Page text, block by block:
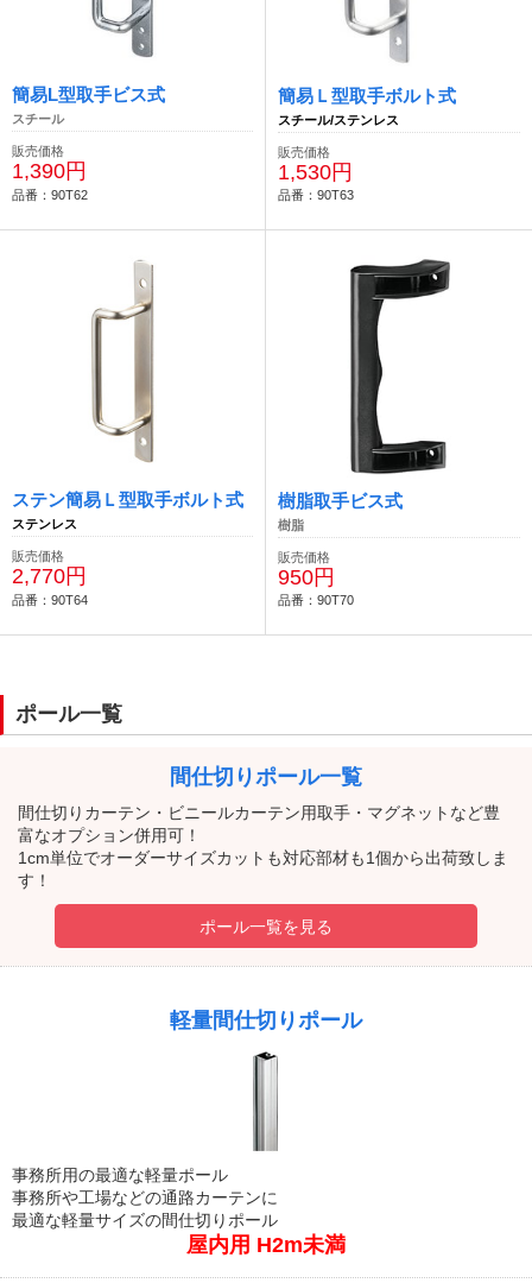
簡易L型取手ビス式
スチール
販売価格
1,390円
品番：90T62
簡易Ｌ型取手ボルト式
スチール/ステンレス
販売価格
1,530円
品番：90T63
ステン簡易Ｌ型取手ボルト式
ステンレス
販売価格
2,770円
品番：90T64
樹脂取手ビス式
樹脂
販売価格
950円
品番：90T70
ポール一覧
間仕切りポール一覧
間仕切りカーテン・ビニールカーテン用取手・マグネットなど豊
富なオプション併用可！
1cm単位でオーダーサイズカットも対応部材も1個から出荷致しま
す！
ポール一覧を見る
軽量間仕切りポール
事務所用の最適な軽量ポール
事務所や工場などの通路カーテンに
最適な軽量サイズの間仕切りポール
屋内用 H2m未満